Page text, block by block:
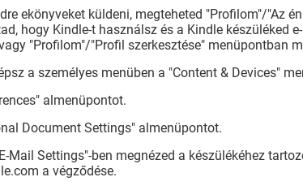
ekönyveket küldeni, megteheted "Profilom"/"Az
hogy Kindle-t használsz és a Kindle készüléked
"Profilom"/"Profil szerkesztése" menüpontban
a személyes menüben a "Content & Devices"
almenüpontot.
Document Settings" almenüpontot.
Mail Settings"-ben megnézed a készülékéhez
a végződése.